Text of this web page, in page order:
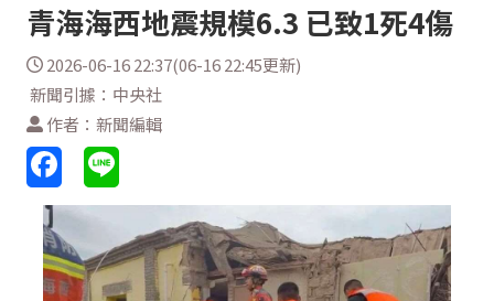
青海海西地震規模6.3 已致1死4傷
2026-06-16 22:37(06-16 22:45更新)
新聞引據：中央社
作者：新聞編輯